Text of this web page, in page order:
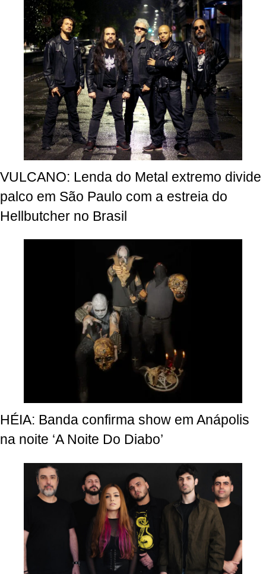
VULCANO: Lenda do Metal extremo divide
palco em São Paulo com a estreia do
Hellbutcher no Brasil
HÉIA: Banda confirma show em Anápolis
na noite ‘A Noite Do Diabo’